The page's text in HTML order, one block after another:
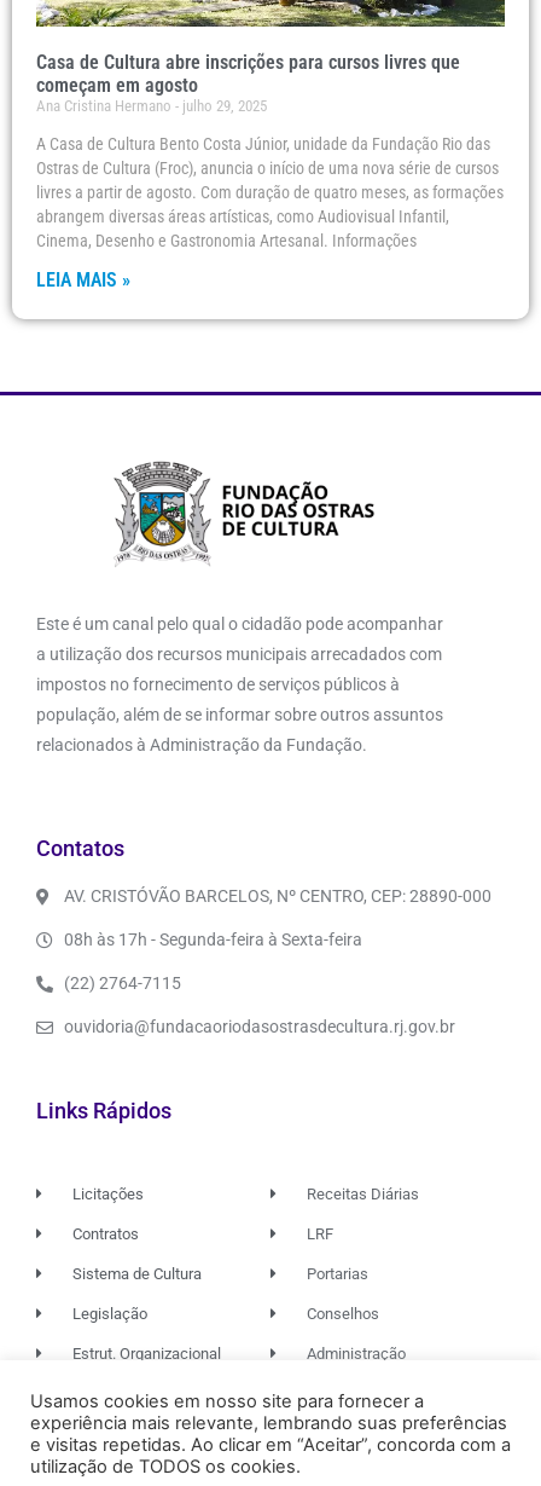
Casa de Cultura abre inscrições para cursos livres que
começam em agosto
Ana Cristina Hermano julho 29, 2025
A Casa de Cultura Bento Costa Júnior, unidade da Fundação Rio das
Ostras de Cultura (Froc), anuncia o início de uma nova série de cursos
livres a partir de agosto. Com duração de quatro meses, as formações
abrangem diversas áreas artísticas, como Audiovisual Infantil,
Cinema, Desenho e Gastronomia Artesanal. Informações
LEIA MAIS »
Este é um canal pelo qual o cidadão pode acompanhar
a utilização dos recursos municipais arrecadados com
impostos no fornecimento de serviços públicos à
população, além de se informar sobre outros assuntos
relacionados à Administração da Fundação.
Contatos
AV. CRISTÓVÃO BARCELOS, Nº CENTRO, CEP: 28890-000
08h às 17h - Segunda-feira à Sexta-feira
(22) 2764-7115
ouvidoria@fundacaoriodasostrasdecultura.rj.gov.br
Links Rápidos
Licitações
Contratos
Sistema de Cultura
Legislação
Estrut. Organizacional
Receitas Diárias
LRF
Portarias
Conselhos
Administração
© 2026. TODOS OS DIREITOS RESERVADOS.
Usamos cookies em nosso site para fornecer a
experiência mais relevante, lembrando suas preferências
e visitas repetidas. Ao clicar em “Aceitar”, concorda com a
utilização de TODOS os cookies.